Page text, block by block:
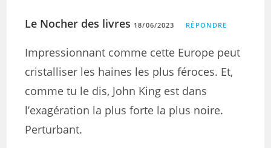
Le Nocher des livres 18/06/2023 RÉPONDRE
Impressionnant comme cette Europe peut
cristalliser les haines les plus féroces. Et,
comme tu le dis, John King est dans
l’exagération la plus forte la plus noire.
Perturbant.